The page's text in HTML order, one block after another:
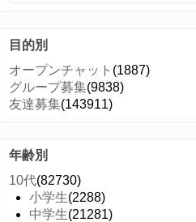
目的別
オープンチャット (1887)
グループ募集(9838)
友達募集(143911)
年齢別
10代(82730)
小学生(2288)
中学生(21281)